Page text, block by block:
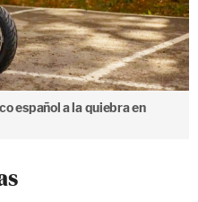
español a la quiebra en